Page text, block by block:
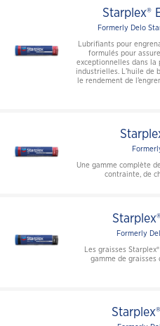
Starplex®
Formerly Delo
Lubrifiants pour
formulés pour
exceptionnelles dans la
industrielles. L’huile de
le rendement de
Une gamme complète
contrainte, de
Formerly
Les graisses
gamme de graisses